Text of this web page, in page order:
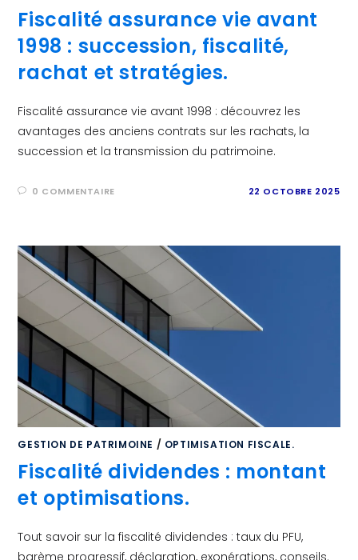
Fiscalité assurance vie avant
1998 : succession, fiscalité,
rachat et stratégies.
Fiscalité assurance vie avant 1998 : découvrez les
avantages des anciens contrats sur les rachats, la
succession et la transmission du patrimoine.
0 COMMENTAIRE 22 OCTOBRE 2025
GESTION DE PATRIMOINE / OPTIMISATION FISCALE.
Fiscalité dividendes : montant
et optimisations.
Tout savoir sur la fiscalité dividendes : taux du PFU,
barème progressif, déclaration, exonérations, conseils.